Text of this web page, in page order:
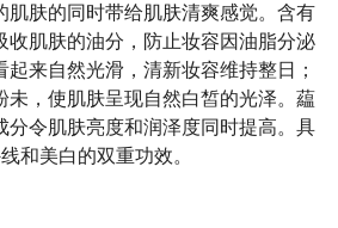
肌肤的同时带给肌肤清爽感觉。含有
收肌肤的油分，防止妆容因油脂分泌
来自然光滑，清新妆容维持整日；
未，使肌肤呈现自然白皙的光泽。藴
分令肌肤亮度和润泽度同时提高。具
和美白的双重功效。